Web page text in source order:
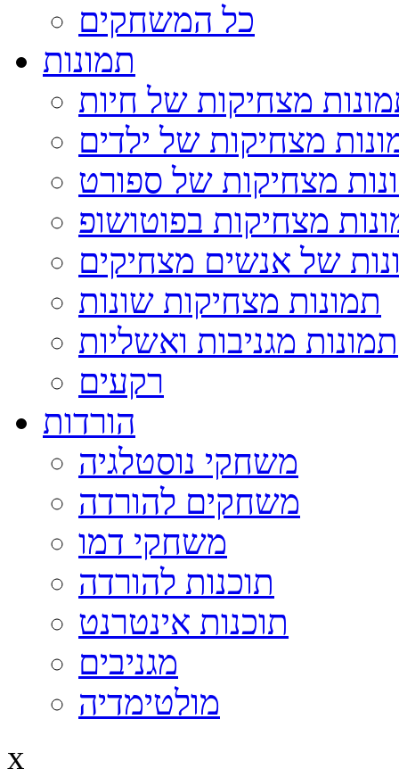
כל המשחקים
תמונות
מצחיקות של חיות
מצחיקות של ילדים
מצחיקות של ספורט
מצחיקות בפוטושופ
של אנשים מצחיקים
תמונות מצחיקות שונות
תמונות מגניבות ואשליות
רקעים
הורדות
משחקי נוסטלגיה
משחקים להורדה
משחקי דמו
תוכנות להורדה
תוכנות אינטרנט
מגניבים
מולטימדיה
x